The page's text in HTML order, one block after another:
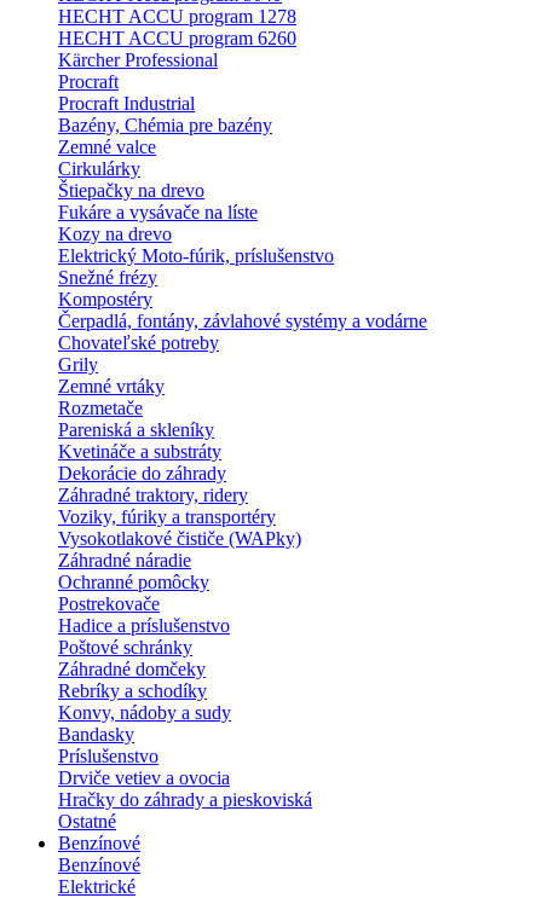
HECHT ACCU program 1278
HECHT ACCU program 6260
Kärcher Professional
Procraft
Procraft Industrial
Bazény, Chémia pre bazény
Zemné valce
Cirkulárky
Štiepačky na drevo
Fukáre a vysávače na líste
Kozy na drevo
Elektrický Moto-fúrik, príslušenstvo
Snežné frézy
Kompostéry
Čerpadlá, fontány, závlahové systémy a vodárne
Chovateľské potreby
Grily
Zemné vrtáky
Rozmetače
Pareniská a skleníky
Kvetináče a substráty
Dekorácie do záhrady
Záhradné traktory, ridery
Voziky, fúriky a transportéry
Vysokotlakové čističe (WAPky)
Záhradné náradie
Ochranné pomôcky
Postrekovače
Hadice a príslušenstvo
Poštové schránky
Záhradné domčeky
Rebríky a schodíky
Konvy, nádoby a sudy
Bandasky
Príslušenstvo
Drviče vetiev a ovocia
Hračky do záhrady a pieskoviská
Ostatné
Benzínové
Benzínové
Elektrické